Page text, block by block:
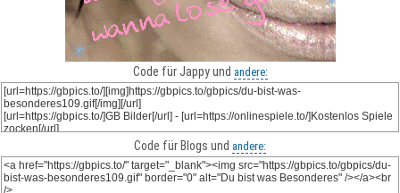
Code für Jappy und andere:
Code für Blogs und andere: